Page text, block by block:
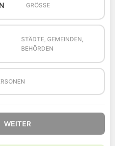
GRÖSSE
STÄDTE, GEMEINDEN,
BEHÖRDEN
WEITER